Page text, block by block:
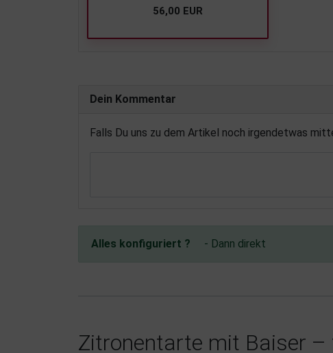
56,00 EUR
Dein Kommentar
Falls Du uns zu dem Artikel noch irgendetwas
Alles konfiguriert ? - Dann direkt
Zitronentarte mit Baiser